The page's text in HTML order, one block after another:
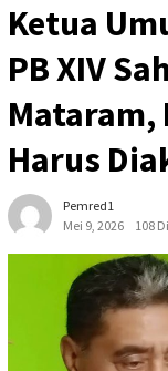
Ketua
PB XIV
Mataram,
Harus
Pemred1
Mei 9, 2026
108